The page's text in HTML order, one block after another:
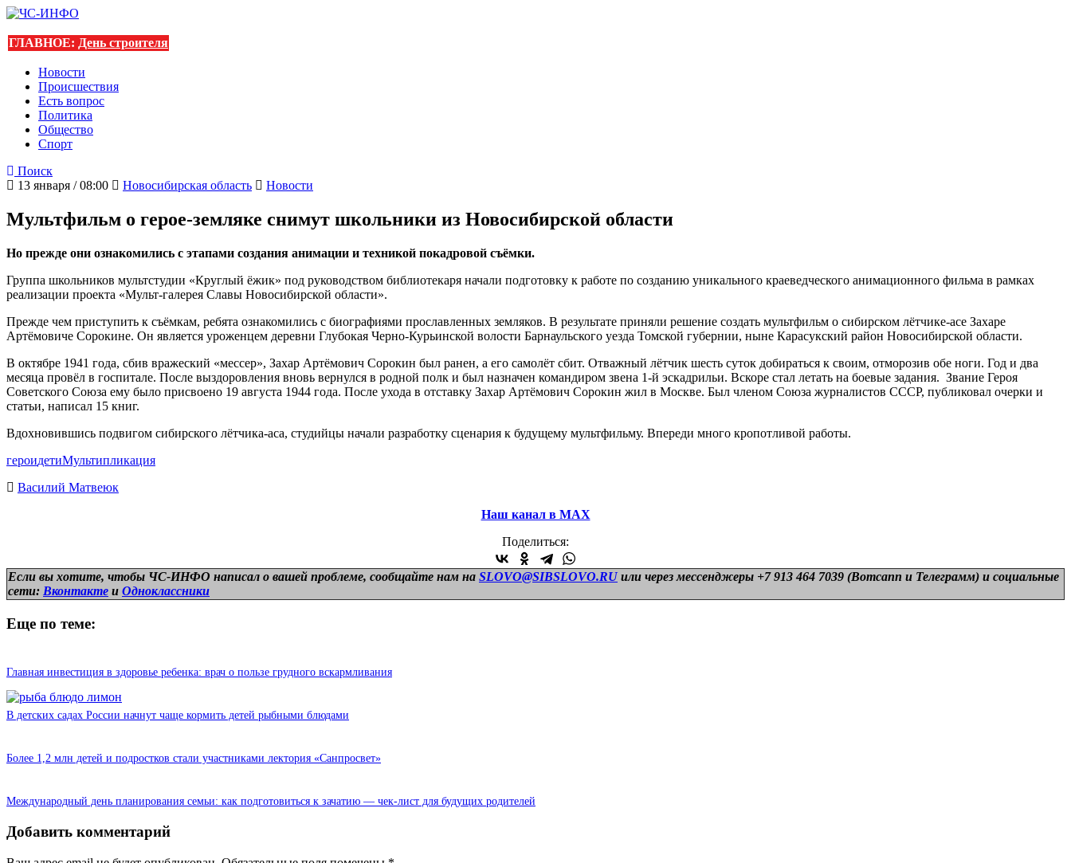
ГЛАВНОЕ: День строителя
Новости
Происшествия
Есть вопрос
Политика
Общество
Спорт
Поиск
13 января / 08:00
Новосибирская область Новости
Мультфильм о герое-земляке снимут школьники из Новосибирской области
Но прежде они ознакомились с этапами создания анимации и техникой покадровой съёмки.
Группа школьников мультстудии «Круглый ёжик» под руководством библиотекаря начали подготовку к работе по созданию уникального краеведческого анимационного фильма в рамках
реализации проекта «Мульт-галерея Славы Новосибирской области».
Прежде чем приступить к съёмкам, ребята ознакомились с биографиями прославленных земляков. В результате приняли решение создать мультфильм о сибирском лётчике-асе Захаре
Артёмовиче Сорокине. Он является уроженцем деревни Глубокая Черно-Курьинской волости Барнаульского уезда Томской губернии, ныне Карасукский район Новосибирской области.
В октябре 1941 года, сбив вражеский «мессер», Захар Артёмович Сорокин был ранен, а его самолёт сбит. Отважный лётчик шесть суток добираться к своим, отморозив обе ноги. Год и два
месяца провёл в госпитале. После выздоровления вновь вернулся в родной полк и был назначен командиром звена 1-й эскадрильи. Вскоре стал летать на боевые задания. Звание Героя
Советского Союза ему было присвоено 19 августа 1944 года. После ухода в отставку Захар Артёмович Сорокин жил в Москве. Был членом Союза журналистов СССР, публиковал очерки и
статьи, написал 15 книг.
Вдохновившись подвигом сибирского лётчика-аса, студийцы начали разработку сценария к будущему мультфильму. Впереди много кропотливой работы.
героидетиМультипликация
Василий Матвеюк
Наш канал в МАХ
Поделиться:
Если вы хотите, чтобы ЧС-ИНФО написал о вашей проблеме, сообщайте нам на SLOVO@SIBSLOVO.RU или через мессенджеры +7 913 464 7039 (Вотсапп и Телеграмм) и социальные
сети: Вконтакте и Одноклассники
Еще по теме:
Главная инвестиция в здоровье ребенка: врач о пользе грудного вскармливания
В детских садах России начнут чаще кормить детей рыбными блюдами
Более 1,2 млн детей и подростков стали участниками лектория «Санпросвет»
Международный день планирования семьи: как подготовиться к зачатию — чек-лист для будущих родителей
Добавить комментарий